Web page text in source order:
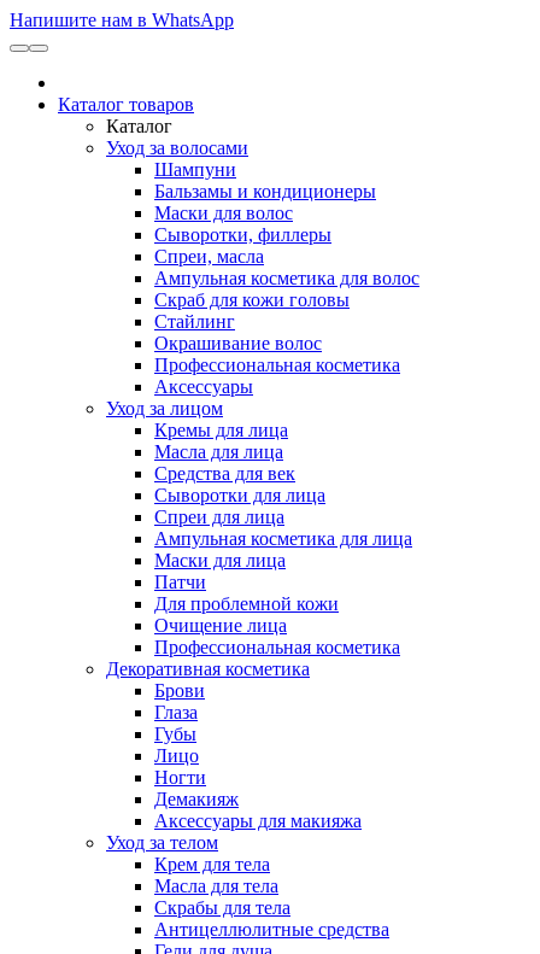
Напишите нам в WhatsApp
Каталог товаров
Каталог
Уход за волосами
Шампуни
Бальзамы и кондиционеры
Маски для волос
Сыворотки, филлеры
Спреи, масла
Ампульная косметика для волос
Скраб для кожи головы
Стайлинг
Окрашивание волос
Профессиональная косметика
Аксессуары
Уход за лицом
Кремы для лица
Масла для лица
Средства для век
Сыворотки для лица
Спреи для лица
Ампульная косметика для лица
Маски для лица
Патчи
Для проблемной кожи
Очищение лица
Профессиональная косметика
Декоративная косметика
Брови
Глаза
Губы
Лицо
Ногти
Демакияж
Аксессуары для макияжа
Уход за телом
Крем для тела
Масла для тела
Скрабы для тела
Антицеллюлитные средства